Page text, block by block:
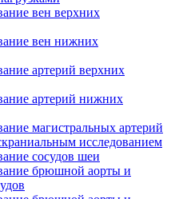
вен верхних
вен нижних
артерий верхних
артерий нижних
магистральных артерий
исследованием
сосудов шеи
брюшной аорты и